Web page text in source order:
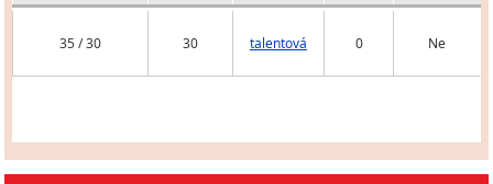
35 / 30 30 talentová 0 Ne